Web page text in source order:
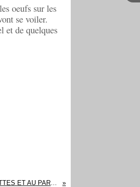
oeufs sur les
se voiler.
et de quelques
GRATIN DE MACARONIS AUX COURGETTES ET AU PARMESAN